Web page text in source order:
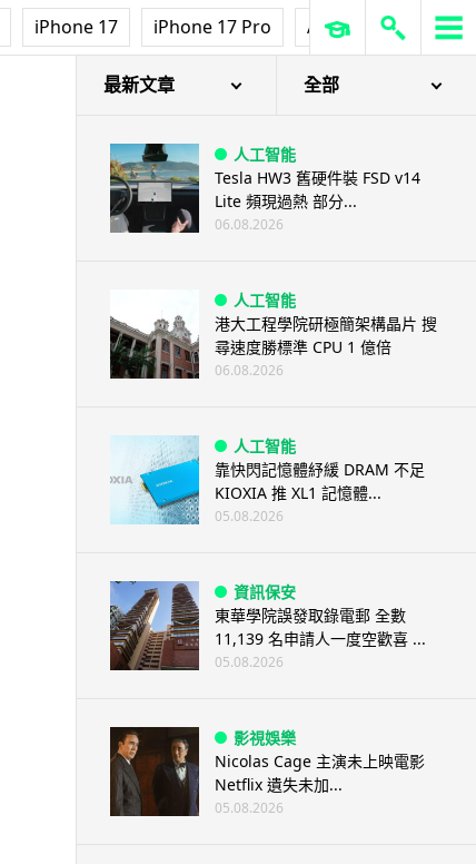
iPhone 17 iPhone 17 Pro AirPods Pro 3
最新文章 全部
人工智能
Tesla HW3 舊硬件裝 FSD v14
Lite 頻現過熱 部分...
06.08.2026
人工智能
港大工程學院研極簡架構晶片 搜
尋速度勝標準 CPU 1 億倍
06.08.2026
人工智能
靠快閃記憶體紓緩 DRAM 不足
KIOXIA 推 XL1 記憶體...
05.08.2026
資訊保安
東華學院誤發取錄電郵 全數
11,139 名申請人一度空歡喜 ...
05.08.2026
影視娛樂
Nicolas Cage 主演未上映電影
Netflix 遺失未加...
05.08.2026